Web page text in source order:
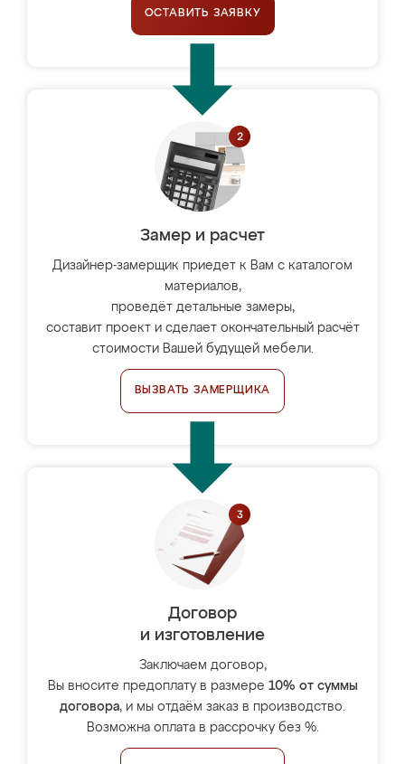
ОСТАВИТЬ ЗАЯВКУ
Замер и расчет
Дизайнер-замерщик приедет к Вам с каталогом
материалов,
проведёт детальные замеры,
составит проект и сделает окончательный расчёт
стоимости Вашей будущей мебели.
ВЫЗВАТЬ ЗАМЕРЩИКА
Договор
и изготовление
Заключаем договор,
Вы вносите предоплату в размере 10% от суммы
договора, и мы отдаём заказ в производство.
Возможна оплата в рассрочку без %.